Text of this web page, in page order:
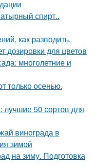
спирт..
как разводить.
дозировки для цветов
многолетние и
только осенью.
лучшие 50 сортов для
винограда в
зимой
на зиму. Подготовка